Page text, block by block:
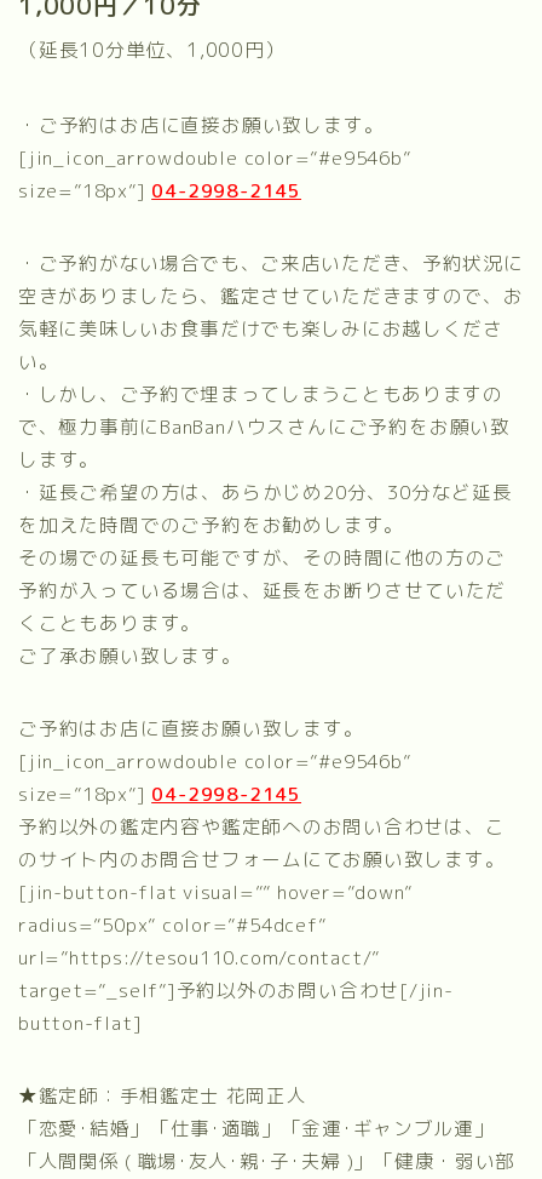
（延長10分単位、1,000円）
・ご予約はお店に直接お願い致します。
[jin_icon_arrowdouble color=”#e9546b”
size=”18px”] 04-2998-2145
・ご予約がない場合でも、ご来店いただき、予約状況に
空きがありましたら、鑑定させていただきますので、お
気軽に美味しいお食事だけでも楽しみにお越しくださ
い。
・しかし、ご予約で埋まってしまうこともありますの
で、極力事前にBanBanハウスさんにご予約をお願い致
します。
・延長ご希望の方は、あらかじめ20分、30分など延長
を加えた時間でのご予約をお勧めします。
その場での延長も可能ですが、その時間に他の方のご
予約が入っている場合は、延長をお断りさせていただ
くこともあります。
ご了承お願い致します。
ご予約はお店に直接お願い致します。
[jin_icon_arrowdouble color=”#e9546b”
size=”18px”] 04-2998-2145
予約以外の鑑定内容や鑑定師へのお問い合わせは、こ
のサイト内のお問合せフォームにてお願い致します。
[jin-button-flat visual=”” hover=”down”
radius=”50px” color=”#54dcef”
url=”https://tesou110.com/contact/”
target=”_self”]予約以外のお問い合わせ[/jin-
button-flat]
★鑑定師：手相鑑定士 花岡正人
「恋愛･結婚」「仕事･適職」「金運･ギャンブル運」
「人間関係 ( 職場･友人･親･子･夫婦 )」「健康・弱い部